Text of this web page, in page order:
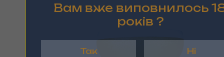
Вам вже виповнилось
рокiв ?
Так Ні